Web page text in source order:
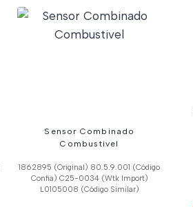
Sensor Combinado
Combustivel
1862895 (Original) 80.5.9.001 (Código
Confia) C25-0034 (Wtk Import)
L0105008 (Código Similar)